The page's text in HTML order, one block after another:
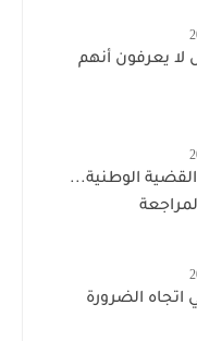
يعرفون أنهم
الوطنية...
اتجاه الضرورة